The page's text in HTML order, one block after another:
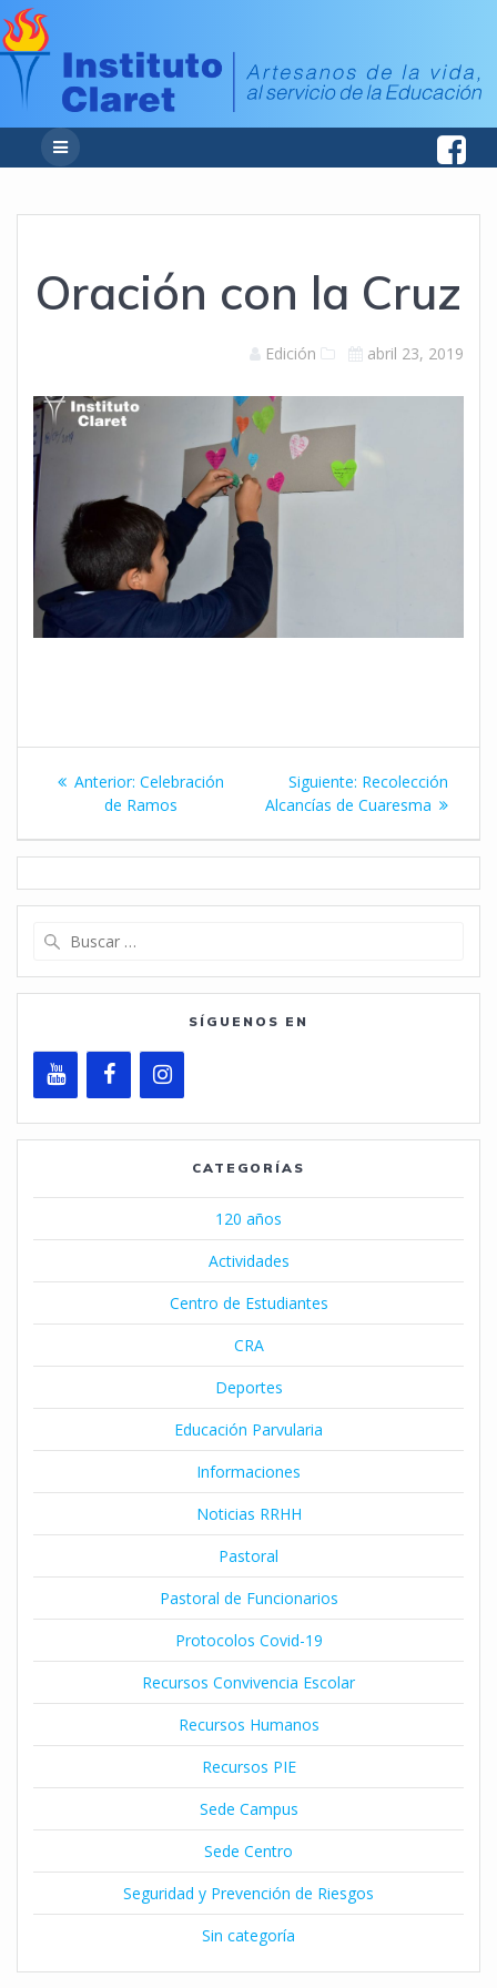
Oración con la Cruz
Edición abril 23, 2019
Navegación
entradas
Anterior: Entrada
anterior:
Celebración
de Ramos
Siguiente: Siguiente
entrada:
Recolección
Alcancías de Cuaresma
SÍGUENOS EN
CATEGORÍAS
120 años
Actividades
Centro de Estudiantes
CRA
Deportes
Educación Parvularia
Informaciones
Noticias RRHH
Pastoral
Pastoral de Funcionarios
Protocolos Covid-19
Recursos Convivencia Escolar
Recursos Humanos
Recursos PIE
Sede Campus
Sede Centro
Seguridad y Prevención de Riesgos
Sin categoría